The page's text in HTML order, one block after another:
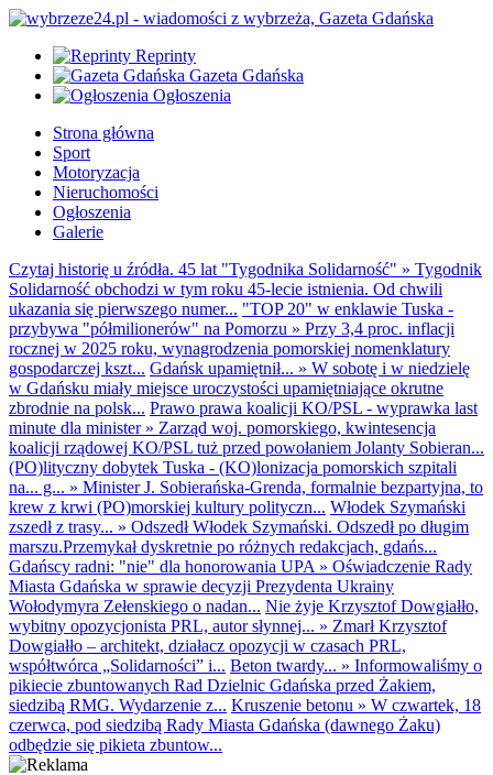
Reprinty
Gazeta Gdańska
Ogłoszenia
Strona główna
Sport
Motoryzacja
Nieruchomości
Ogłoszenia
Galerie
Czytaj historię u źródła. 45 lat "Tygodnika Solidarność" » Tygodnik
Solidarność obchodzi w tym roku 45-lecie istnienia. Od chwili
ukazania się pierwszego numer... "TOP 20" w enklawie Tuska -
przybywa "półmilionerów" na Pomorzu » Przy 3,4 proc. inflacji
rocznej w 2025 roku, wynagrodzenia pomorskiej nomenklatury
gospodarczej kszt... Gdańsk upamiętnił... » W sobotę i w niedzielę
w Gdańsku miały miejsce uroczystości upamiętniające okrutne
zbrodnie na polsk... Prawo prawa koalicji KO/PSL - wyprawka last
minute dla minister» Zarząd woj. pomorskiego, kwintesencja
koalicji rządowej KO/PSL tuż przed powołaniem Jolanty Sobieran...
(PO)lityczny dobytek Tuska - (KO)lonizacja pomorskich szpitali
na... g... » Minister J. Sobierańska-Grenda, formalnie bezpartyjna, to
krew z krwi (PO)morskiej kultury polityczn... Włodek Szymański
zszedł z trasy... » Odszedł Włodek Szymański. Odszedł po długim
marszu.Przemykał dyskretnie po różnych redakcjach, gdańs...
Gdańscy radni: "nie" dla honorowania UPA » Oświadczenie Rady
Miasta Gdańska w sprawie decyzji Prezydenta Ukrainy
Wołodymyra Zełenskiego o nadan... Nie żyje Krzysztof Dowgiałło,
wybitny opozycjonista PRL, autor słynnej... » Zmarł Krzysztof
Dowgiałło – architekt, działacz opozycji w czasach PRL,
współtwórca „Solidarności” i... Beton twardy... » Informowaliśmy o
pikiecie zbuntowanych Rad Dzielnic Gdańska przed Żakiem,
siedzibą RMG. Wydarzenie z... Kruszenie betonu » W czwartek, 18
czerwca, pod siedzibą Rady Miasta Gdańska (dawnego Żaku)
odbędzie się pikieta zbuntow...